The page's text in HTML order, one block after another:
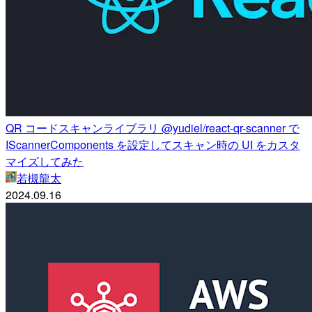
QR コードスキャンライブラリ @yudiel/react-qr-scanner で
IScannerComponents を設定してスキャン時の UI をカスタ
マイズしてみた
若槻龍太
2024.09.16